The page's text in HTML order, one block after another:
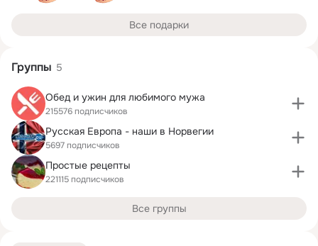
Все подарки
Группы 5
Обед и ужин для любимого мужа
215576 подписчиков
Русская Европа - наши в Норвегии
5697 подписчиков
Простые рецепты
221115 подписчиков
Все группы